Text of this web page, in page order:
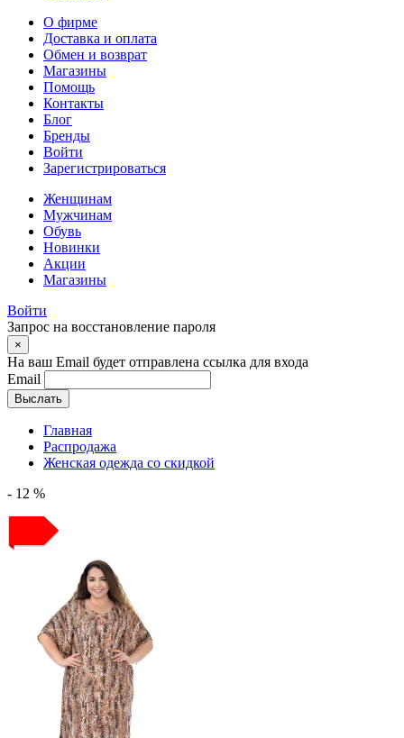
О фирме
Доставка и оплата
Обмен и возврат
Магазины
Помощь
Контакты
Блог
Бренды
Войти
Зарегистрироваться
Женщинам
Мужчинам
Обувь
Новинки
Акции
Магазины
Войти
Запрос на восстановление пароля
×
На ваш Email будет отправлена ссылка для входа
Email
Выслать
Главная
Распродажа
Женская одежда со скидкой
- 12 %